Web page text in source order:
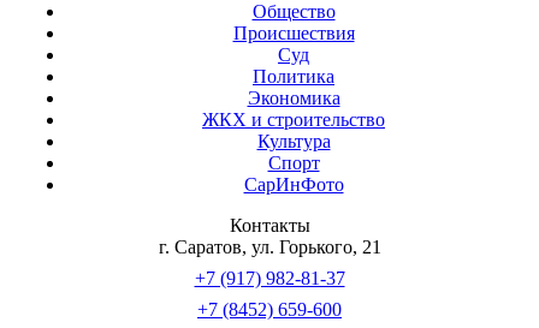
Общество
Происшествия
Суд
Политика
Экономика
ЖКХ и строительство
Культура
Спорт
СарИнФото
Контакты
г. Саратов, ул. Горького, 21
+7 (917) 982-81-37
+7 (8452) 659-600